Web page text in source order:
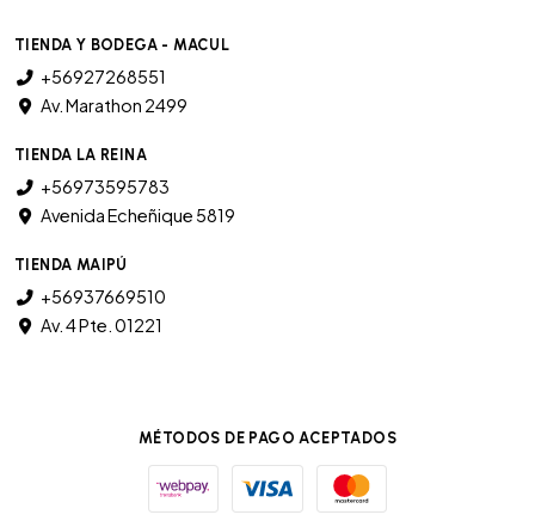
TIENDA Y BODEGA - MACUL
+56927268551
Av. Marathon 2499
TIENDA LA REINA
+56973595783
Avenida Echeñique 5819
TIENDA MAIPÚ
+56937669510
Av. 4 Pte. 01221
MÉTODOS DE PAGO ACEPTADOS